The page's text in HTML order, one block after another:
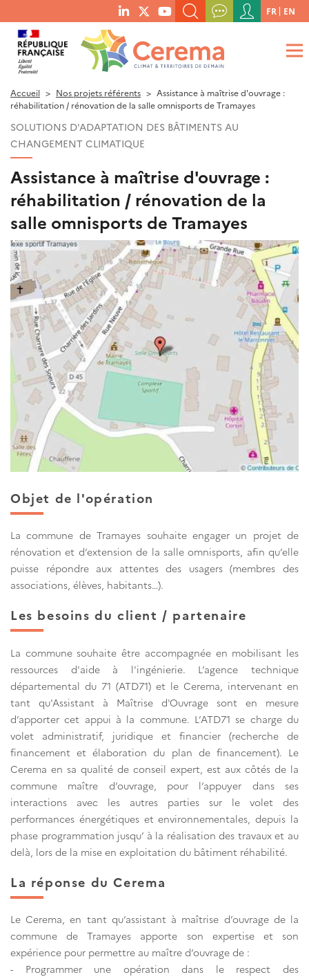
menu
social
links
RECHERCHER UN MOT-CLÉ, UNE PUBLICATION, ETC.
QUE RECHERCHEZ-VOUS ?
Menu
du
compte
de
FR EN
Accueil Nos projets référents
Assistance à maîtrise d'ouvrage :
réhabilitation / rénovation de la salle omnisports de Tramayes
SOLUTIONS D'ADAPTATION DES BÂTIMENTS AU
CHANGEMENT CLIMATIQUE
Assistance à maîtrise d'ouvrage :
réhabilitation / rénovation de la
salle omnisports de Tramayes
Objet de l'opération
La commune de Tramayes souhaite engager un projet de
rénovation et d’extension de la salle omnisports, afin qu’elle
puisse répondre aux attentes des usagers (membres des
associations, élèves, habitants…).
Les besoins du client / partenaire
La commune souhaite être accompagnée en mobilisant les
ressources d'aide à l'ingénierie. L’agence technique
départemental du 71 (ATD71) et le Cerema, intervenant en
tant qu'Assistant à Maîtrise d'Ouvrage sont en mesure
d’apporter cet appui à la commune. L’ATD71 se charge du
volet administratif, juridique et financier (recherche de
financement et élaboration du plan de financement). Le
Cerema en sa qualité de conseil expert, est aux côtés de la
commune maître d’ouvrage, pour l’appuyer dans ses
interactions avec les autres parties sur le volet des
performances énergétiques et environnementales, depuis la
phase programmation jusqu’ à la réalisation des travaux et au
delà, lors de la mise en exploitation du bâtiment réhabilité.
La réponse du Cerema
Le Cerema, en tant qu’assistant à maîtrise d’ouvrage de la
commune de Tramayes apporte son expertise et son
expérience pour permettre au maître d’ouvrage de :
- Programmer une opération dans le respect des